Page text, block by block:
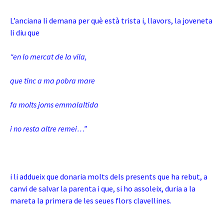
L’anciana li demana per què està trista i, llavors, la joveneta
li diu que
“en lo mercat de la vila,
que tinc a ma pobra mare
fa molts jorns emmalaltida
i no resta altre remei…”
i li addueix que donaria molts dels presents que ha rebut, a
canvi de salvar la parenta i que, si ho assoleix, duria a la
mareta la primera de les seues flors clavellines.